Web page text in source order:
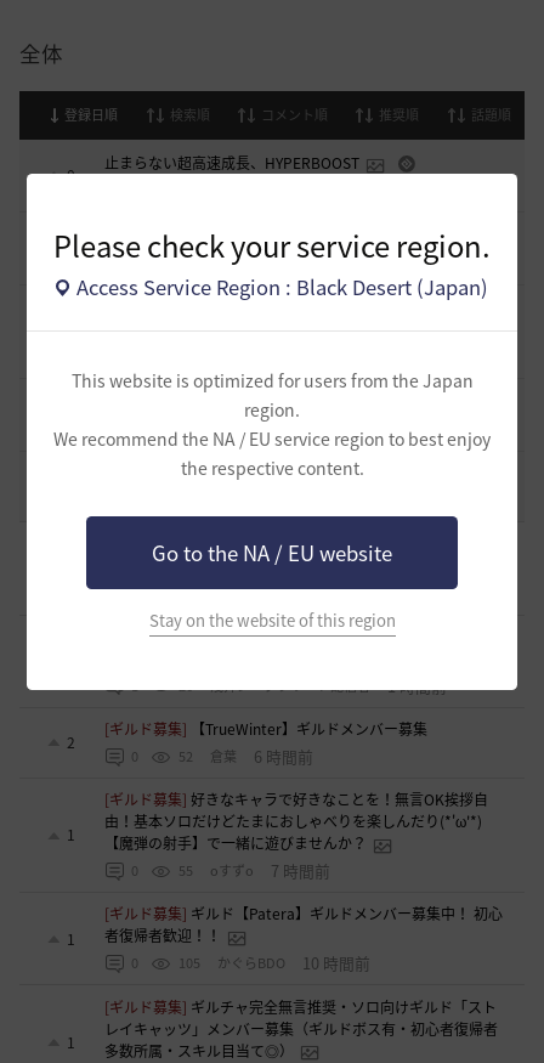
Please check your service region.
Access Service Region : Black Desert (Japan)
This website is optimized for users from the Japan
region.
We recommend the NA / EU service region to best enjoy
the respective content.
Go to the NA / EU website
Stay on the website of this region
全体
登録日順 検索順 コメント順 推奨順 話題順
0
止まらない超高速成長、HYPERBOOST
8
[開催中のイベント] 今週のイベントは？
0 53.1K 黒い砂漠 2023.02.28
19
黒い砂漠が初めての冒険者の皆様のために準備したA to Z！
32.3K 黒い砂漠 2021.05.12
コミュニティの利用にあたって
[ギルド募集]
スキル共有・基本無言ギルド【無為無想】メン
バー募集
0 6 とりぐな 18 分前
[意見掲示板]フィードバック構造そのものへの懸念（サイレ
1 26 浅井ジークフリード配信者 1 時間前
2
[ギルド募集] 【TrueWinter】ギルドメンバー募集
0 52 倉葉 6 時間前
1
[ギルド募集]好きなキャラで好きなことを！無言OK挨拶自
由！基本ソロだけどたまにおしゃべりを楽しんだり(*'ω'*)
【魔弾の射手】で一緒に遊びませんか？
0 55 oすずo 7 時間前
1
[ギルド募集] ギルド【Patera】ギルドメンバー募集中！ 初心
者復帰者歓迎！！
0 105 かぐらBDO 10 時間前
1
[ギルド募集] ギルチャ完全無言推奨・ソロ向けギルド「スト
レイキャッツ」メンバー募集（ギルドボス有・初心者復帰者
多数所属・スキル目当て◎）